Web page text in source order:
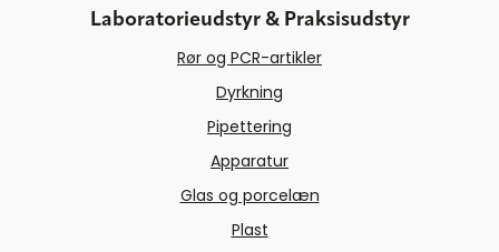
Laboratorieudstyr & Praksisudstyr
Rør og PCR-artikler
Dyrkning
Pipettering
Apparatur
Glas og porcelæn
Plast